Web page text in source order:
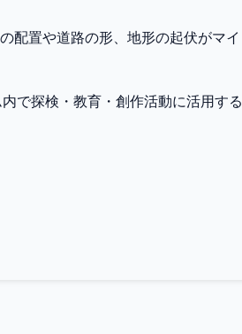
置や道路の形、地形の起伏がマ
で探検・教育・創作活動に活用す